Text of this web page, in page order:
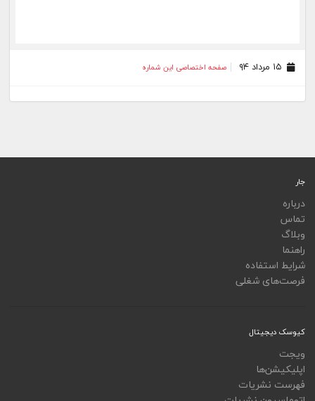
صفحه اختصاصی این شماره
جار
درباره
تماس
وبلاگ
راهنما
شرایط استفاده
فرصت‌های شغلی
کیوسک دیجیتال
ویجت
اپلیکیشن‌ها
فهرست نشریات